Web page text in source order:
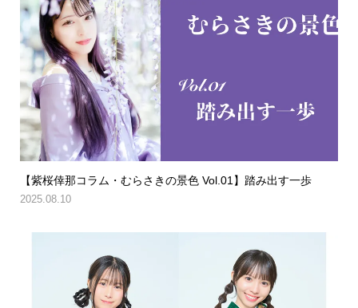
【紫桜倖那コラム・むらさきの景色 Vol.01】踏み出す一歩
2025.08.10